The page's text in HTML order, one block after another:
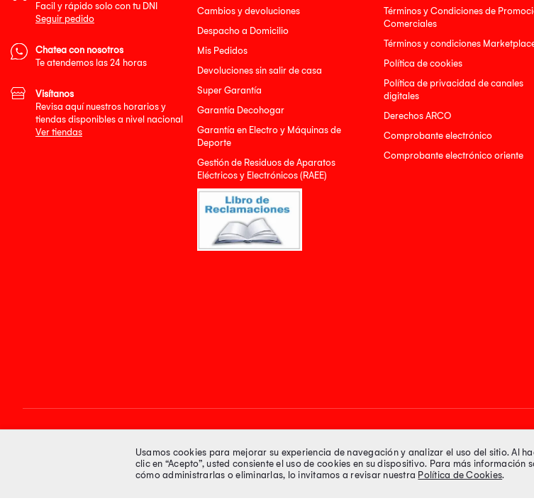
Cambios y devoluciones
Despacho a Domicilio
Mis Pedidos
Devoluciones sin salir de casa
Super Garantía
Garantía Decohogar
Garantía en Electro y Máquinas de
Deporte
Gestión de Residuos de Aparatos
Eléctricos y Electrónicos (RAEE)
Términos y Condiciones de
Comerciales
Términos y condiciones
Política de cookies
Política de privacidad de canales
digitales
Derechos ARCO
Comprobante electrónico
Comprobante electrónico oriente
Facil y rápido solo con tu DNI
Seguir pedido
Chatea con nosotros
Te atendemos las 24 horas
Visítanos
Revisa aquí nuestros horarios y
tiendas disponibles a nivel nacional
Ver tiendas
Síguenos en Medios de pago
Usamos cookies para mejorar su experiencia de navegación y analizar el uso del sitio. Al
clic en “Acepto”, usted consiente el uso de cookies en su dispositivo. Para más información
cómo administrarlas o eliminarlas, lo invitamos a revisar nuestra Política de Cookies.